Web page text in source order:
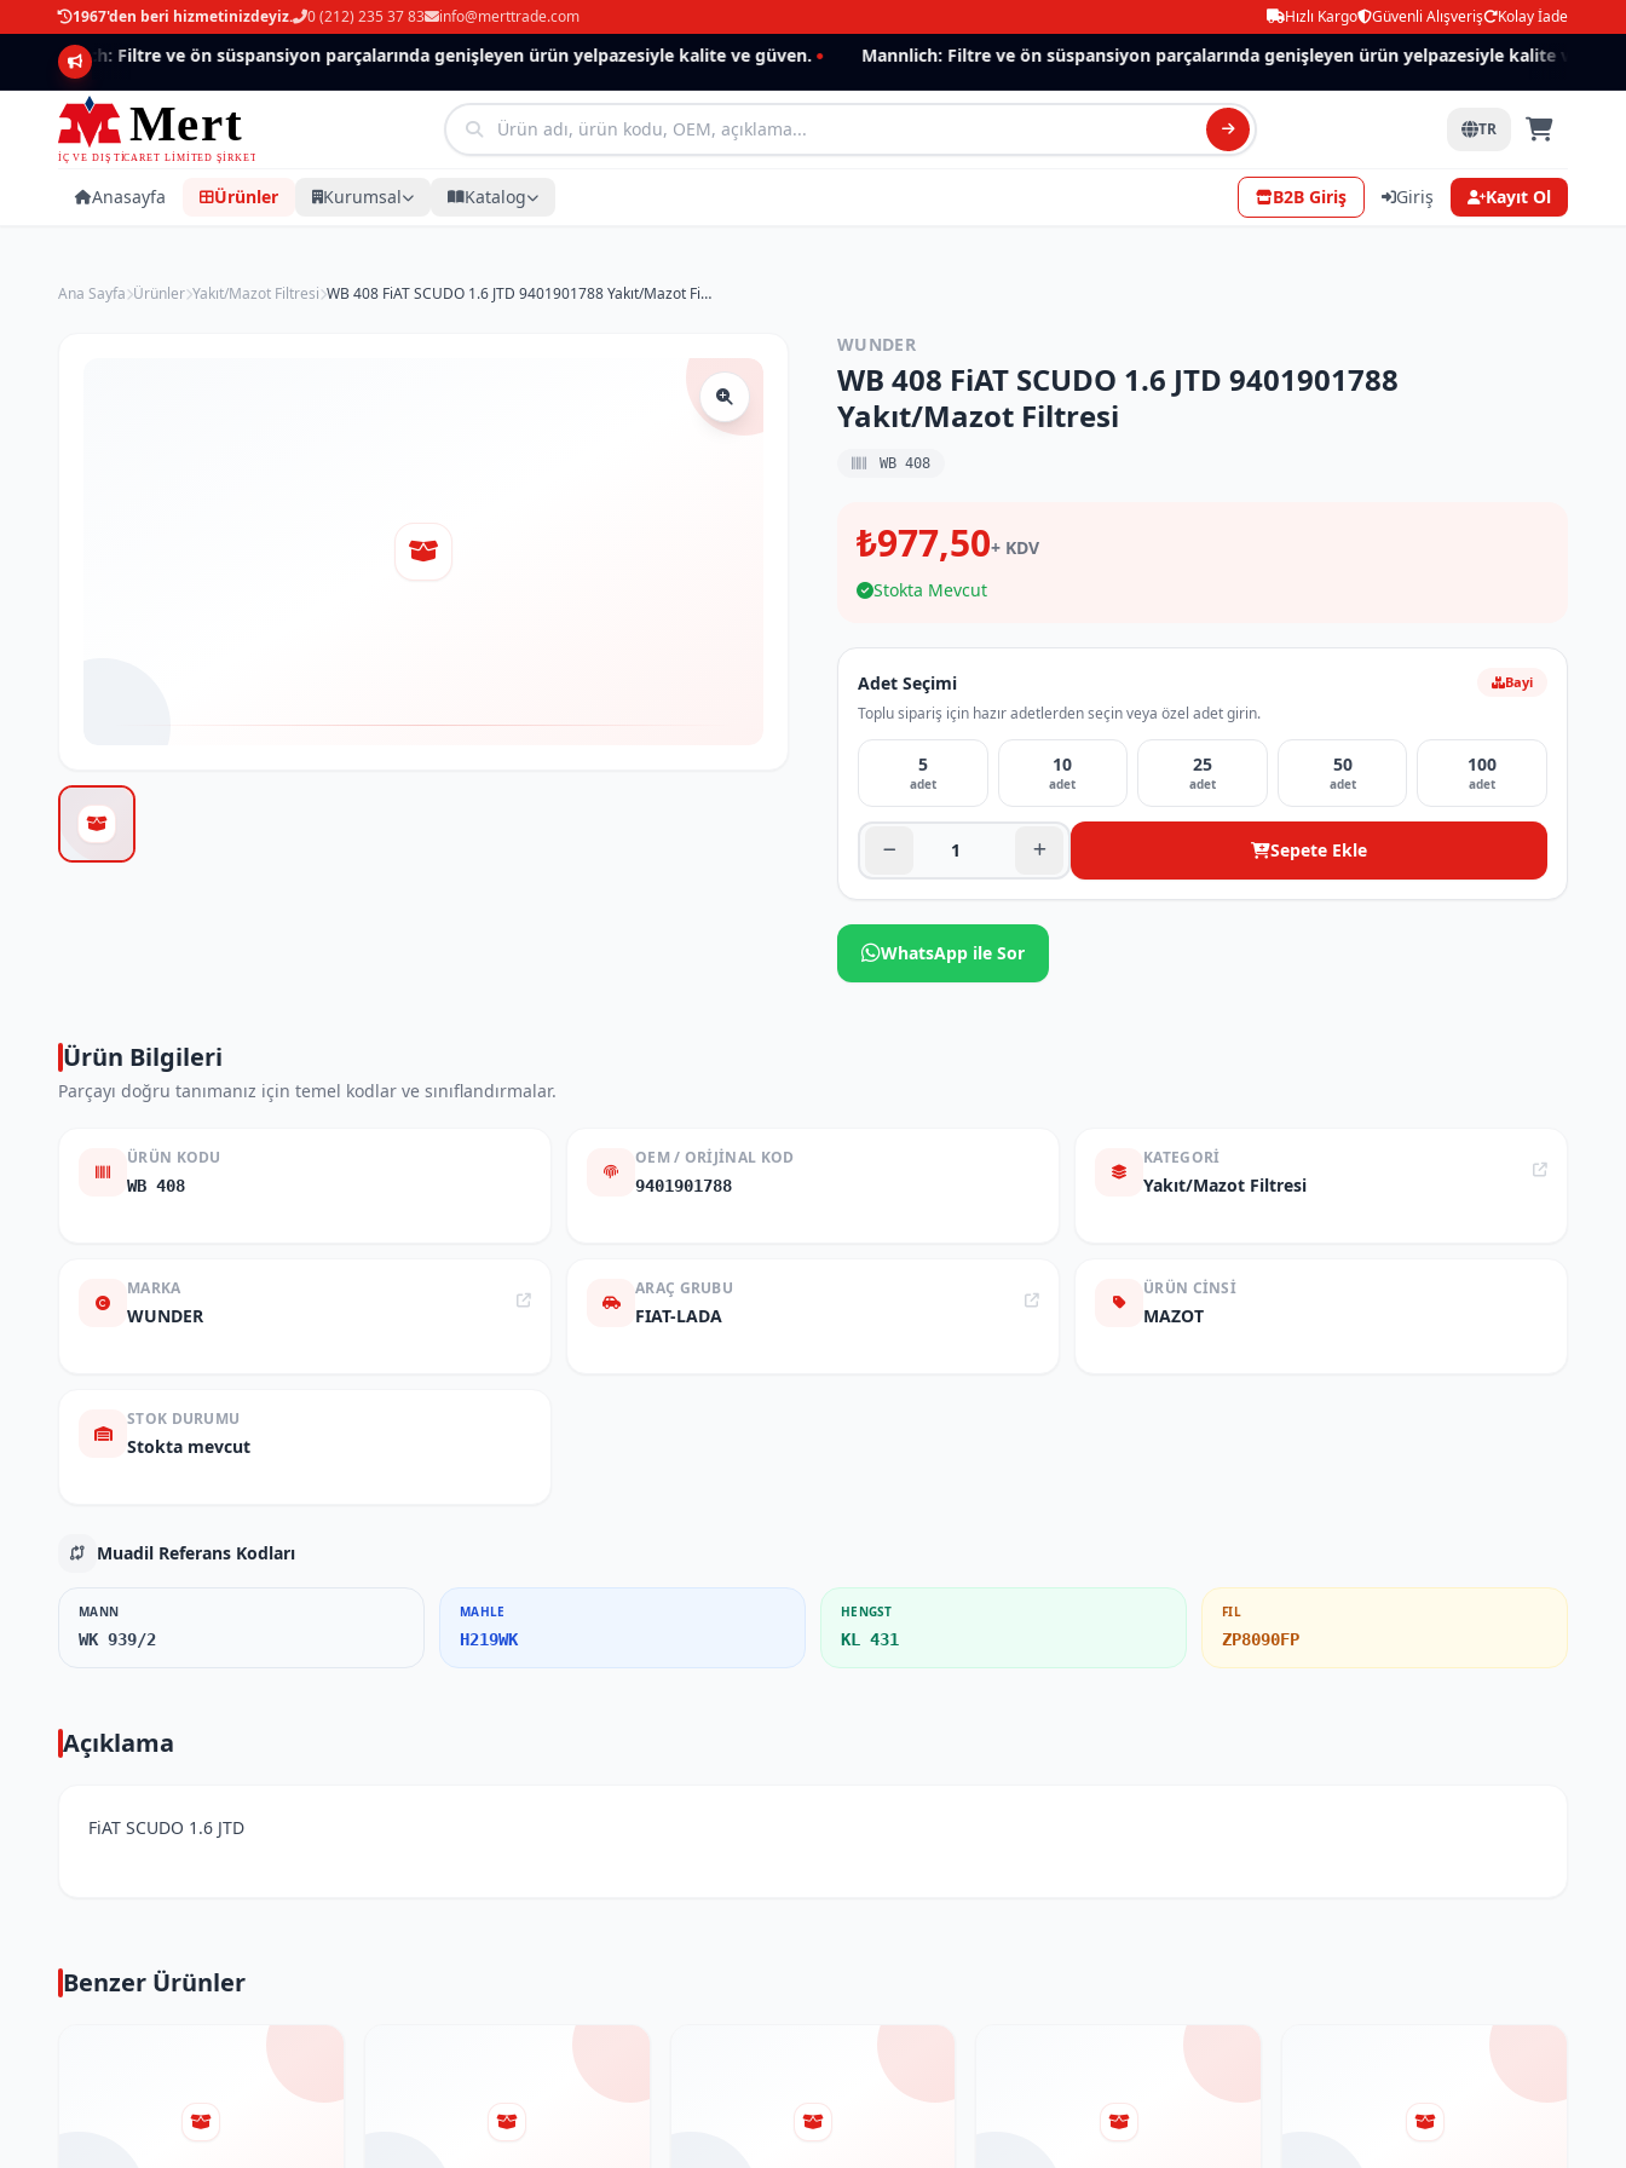
1967'den beri hizmetinizdeyiz. 0 (212) 235 37 83 info@merttrade.com Hızlı Kargo Güvenli Alışveriş Kolay İade
Mannlich: Filtre ve ön süspansiyon parçalarında genişleyen ürün yelpazesiyle kalite ve güven. Mannlich: Filtre ve ön süspansiyon parçalarında genişleyen ürün yelpazesiyle kalite ve güven.
TR
Anasayfa Ürünler Kurumsal Katalog B2B Giriş Giriş Kayıt Ol
Ana Sayfa Ürünler Yakıt/Mazot Filtresi WB 408 FiAT SCUDO 1.6 JTD 9401901788 Yakıt/Mazot Filtresi
WUNDER
WB 408 FiAT SCUDO 1.6 JTD 9401901788
Yakıt/Mazot Filtresi
WB 408
₺977,50+ KDV
Stokta Mevcut
Adet Seçimi
Toplu sipariş için hazır adetlerden seçin veya özel adet girin.
Bayi
5
adet
10
adet
25
adet
50
adet
100
adet
Sepete Ekle
WhatsApp ile Sor
Ürün Bilgileri
Parçayı doğru tanımanız için temel kodlar ve sınıflandırmalar.
ÜRÜN KODU
WB 408
OEM / ORIJINAL KOD
9401901788
KATEGORI
Yakıt/Mazot Filtresi
MARKA
WUNDER
ARAÇ GRUBU
FIAT-LADA
ÜRÜN CINSI
MAZOT
STOK DURUMU
Stokta mevcut
Muadil Referans Kodları
MANN
WK 939/2
MAHLE
H219WK
HENGST
KL 431
FIL
ZP8090FP
Açıklama
FiAT SCUDO 1.6 JTD
Benzer Ürünler